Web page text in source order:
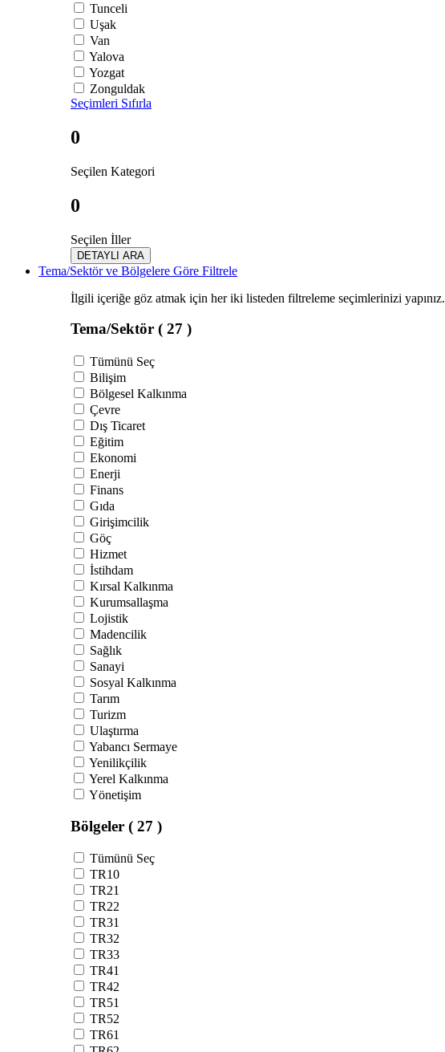
Tunceli
Uşak
Van
Yalova
Yozgat
Zonguldak
Seçimleri Sıfırla
0
Seçilen Kategori
0
Seçilen İller
DETAYLI ARA
Tema/Sektör ve Bölgelere Göre Filtrele
İlgili içeriğe göz atmak için her iki listeden filtreleme seçimlerinizi yapınız.
Tema/Sektör ( 27 )
Tümünü Seç
Bilişim
Bölgesel Kalkınma
Çevre
Dış Ticaret
Eğitim
Ekonomi
Enerji
Finans
Gıda
Girişimcilik
Göç
Hizmet
İstihdam
Kırsal Kalkınma
Kurumsallaşma
Lojistik
Madencilik
Sağlık
Sanayi
Sosyal Kalkınma
Tarım
Turizm
Ulaştırma
Yabancı Sermaye
Yenilikçilik
Yerel Kalkınma
Yönetişim
Bölgeler ( 27 )
Tümünü Seç
TR10
TR21
TR22
TR31
TR32
TR33
TR41
TR42
TR51
TR52
TR61